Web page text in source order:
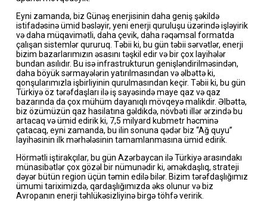
Eyni zamanda, biz Günəş enerjisinin daha geniş şəkildə
istifadəsinə ümid bəsləyir, yeni enerji quruluşu üzərində işləyirik
və daha müqavimətli, daha çevik, daha rəqəmsal formatda
çalışan sistemlər qururuq. Təbii ki, bu gün təbii sərvətlər, enerji
bizim bazarlarımızın əsasını təşkil edir və bir çox layihələr
bundan asılıdır. Bu isə infrastrukturun genişləndirilməsindən,
daha böyük sərmayələrin yatırılmasından və əlbəttə ki,
qonşularımızla işbirliyinin qurulmasından keçir. Təbii ki, bu gün
Türkiyə öz tərəfdaşları ilə iş sayəsində maye qaz və qaz
bazarında da çox mühüm dayanıqlı mövqeyə malikdir. Əlbəttə,
biz özümüzün qaz hasilatına gəldikdə, növbəti illər ərzində bu
artacaq və ümid edirik ki, 7,5 milyard kubmetr həcminə
çatacaq, eyni zamanda, bu ilin sonuna qədər biz “Ağ quyu”
layihəsinin ilk mərhələsinin tamamlanmasına ümid edirik.
Hörmətli iştirakçılar, bu gün Azərbaycan ilə Türkiyə arasındakı
münasibətlər çox gözəl bir nümunədir ki, əməkdaşlıq, strateji
dəyər bütün region üçün təmin edilə bilər. Bizim tərəfdaşlığımız
ümumi tariximizdə, qardaşlığımızda əks olunur və biz
Avropanın enerji təhlükəsizliyinə birgə töhfə veririk.